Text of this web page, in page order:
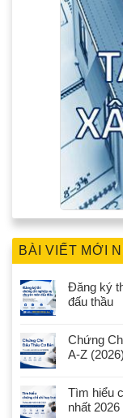
BÀI VIẾT MỚI
Đăng ký
đấu thầu
Chứng
A-Z (2026)
Tìm hiểu
nhất 2026